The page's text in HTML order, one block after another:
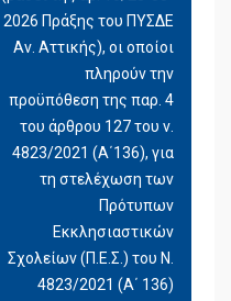
2026 Πράξης του ΠΥΣΔΕ
Αν. Αττικής), οι οποίοι
πληρούν την
προϋπόθεση της παρ. 4
του άρθρου 127 του ν.
4823/2021 (Α΄136), για
τη στελέχωση των
Πρότυπων
Εκκλησιαστικών
Σχολείων (Π.Ε.Σ.) του Ν.
4823/2021 (Α΄ 136)